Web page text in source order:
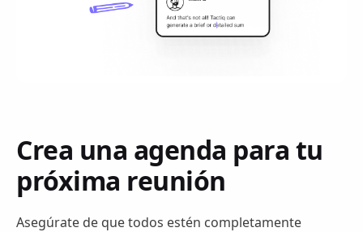
Crea una agenda para tu
próxima reunión
Asegúrate de que todos estén completamente